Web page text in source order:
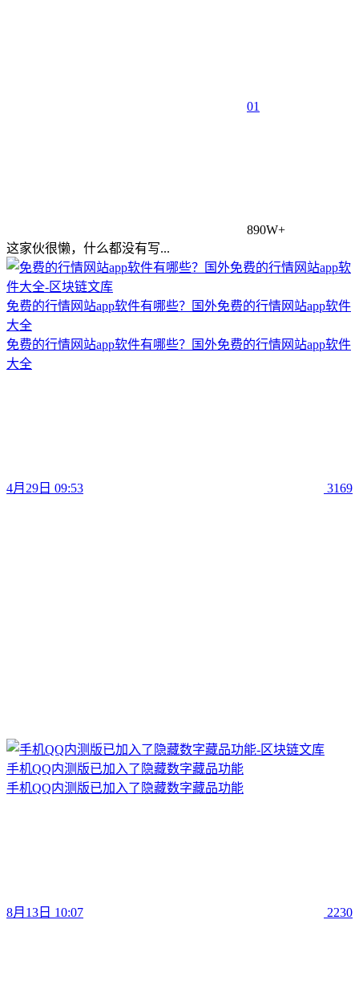
01
890W+
这家伙很懒，什么都没有写...
免费的行情网站app软件有哪些？国外免费的行情网站app软件
大全
免费的行情网站app软件有哪些？国外免费的行情网站app软件
大全
4月29日 09:53 3169
手机QQ内测版已加入了隐藏数字藏品功能
手机QQ内测版已加入了隐藏数字藏品功能
8月13日 10:07 2230